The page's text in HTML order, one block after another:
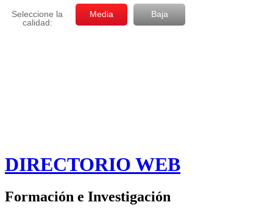
DIRECTORIO WEB
Formación e Investigación